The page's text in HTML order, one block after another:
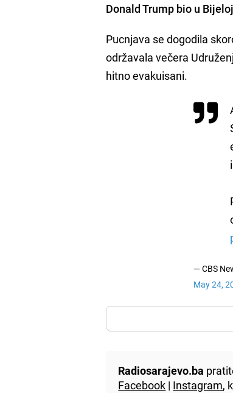
Donald Trump bio u
Pucnjava se dogodila
održavala večera
hitno evakuisani.
— CBS
May 24,
Radiosarajevo.ba
Facebook | Instagram,